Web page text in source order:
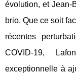
évolution, et Jean-
brio. Que ce soit
récentes
COVID-19,
exceptionnelle à